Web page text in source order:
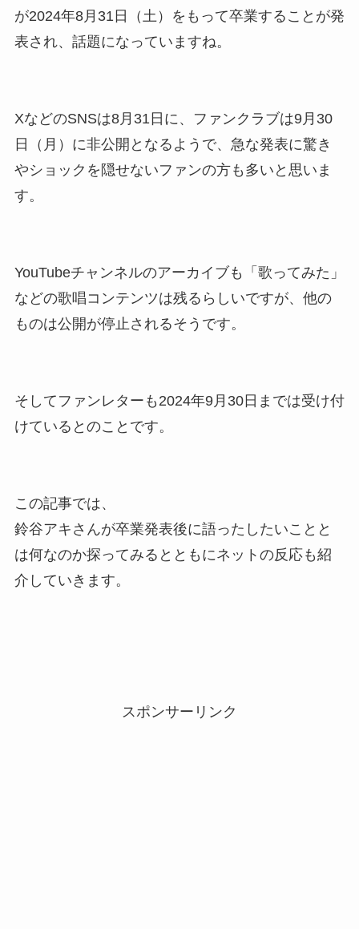
が2024年8月31日（土）をもって卒業することが発
表され、話題になっていますね。
XなどのSNSは8月31日に、ファンクラブは9月30
日（月）に非公開となるようで、急な発表に驚き
やショックを隠せないファンの方も多いと思いま
す。
YouTubeチャンネルのアーカイブも「歌ってみた」
などの歌唱コンテンツは残るらしいですが、他の
ものは公開が停止されるそうです。
そしてファンレターも2024年9月30日までは受け付
けているとのことです。
この記事では、
鈴谷アキさんが卒業発表後に語ったしたいことと
は何なのか探ってみるとともにネットの反応も紹
介していきます。
スポンサーリンク